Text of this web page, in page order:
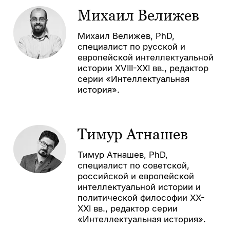
Михаил Велижев
Михаил Велижев, PhD,
специалист по русской и
европейской интеллектуальной
истории XVIII-XXI вв., редактор
серии «Интеллектуальная
история».
Тимур Атнашев
Тимур Атнашев, PhD,
специалист по советской,
российской и европейской
интеллектуальной истории и
политической философии XХ-
XXI вв., редактор серии
«Интеллектуальная история».